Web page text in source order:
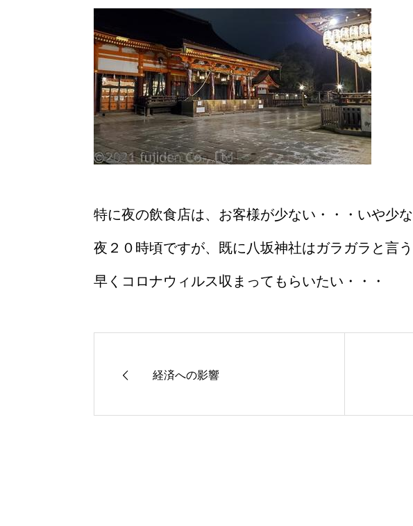
特に夜の飲食店は、お客様が少ない・・・いや少な
夜２０時頃ですが、既に八坂神社はガラガラと言
早くコロナウィルス収まってもらいたい・・・
経済への影響